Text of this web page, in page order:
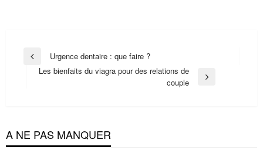
Navigation
PreviousUrgence dentaire : que faire ?
Les bienfaits du viagra pour des relations de
couple
A NE PAS MANQUER